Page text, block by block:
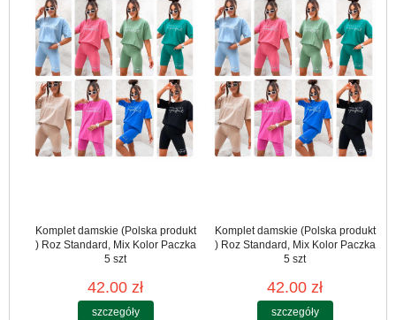
Komplet damskie (Polska produkt
) Roz Standard, Mix Kolor Paczka
5 szt
42.00 zł
szczegóły
Komplet damskie (Polska produkt
) Roz Standard, Mix Kolor Paczka
5 szt
42.00 zł
szczegóły